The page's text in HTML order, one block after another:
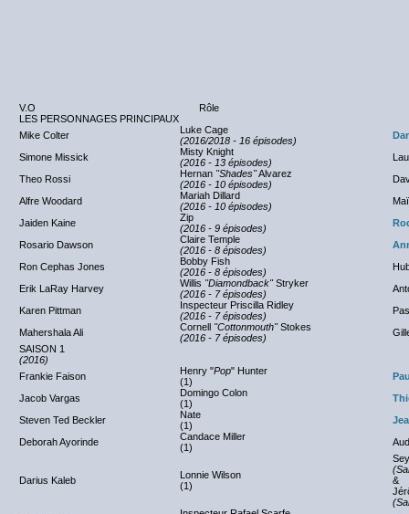
V.O
Rôle
LES PERSONNAGES PRINCIPAUX
Mike Colter
Luke Cage
(2016/2018 - 16 épisodes)
Simone Missick
Misty Knight
(2016 - 13 épisodes)
Theo Rossi
Hernan "Shades"Alvarez
(2016 - 10 épisodes)
Alfre Woodard
Mariah Dillard
(2016 - 10 épisodes)
Jaiden Kaine
Zip
(2016 - 9 épisodes)
Rosario Dawson
Claire Temple
(2016 - 8 épisodes)
Ron Cephas Jones
Bobby Fish
(2016 - 8 épisodes)
Erik LaRay Harvey
Willis "Diamondback"Stryker
(2016 - 7 épisodes)
Karen Pittman
Inspecteur Priscilla Ridley
(2016 - 7 épisodes)
Mahershala Ali
Cornell "Cottonmouth"Stokes
(2016 - 7 épisodes)
SAISON 1
(2016)
Frankie Faison
Henry "Pop" Hunter
(1)
Jacob Vargas
Domingo Colon
(1)
Steven Ted Beckler
Nate
(1)
Deborah Ayorinde
Candace Miller
(1)
Darius Kaleb
Lonnie Wilson
(1)
&